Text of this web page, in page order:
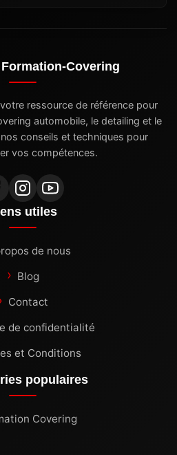
Covering
ressource de référence pour
automobile, le detailing et le
conseils et techniques pour
vos compétences.
utiles
de nous
Blog
Contact
de confidentialité
et Conditions
populaires
Covering